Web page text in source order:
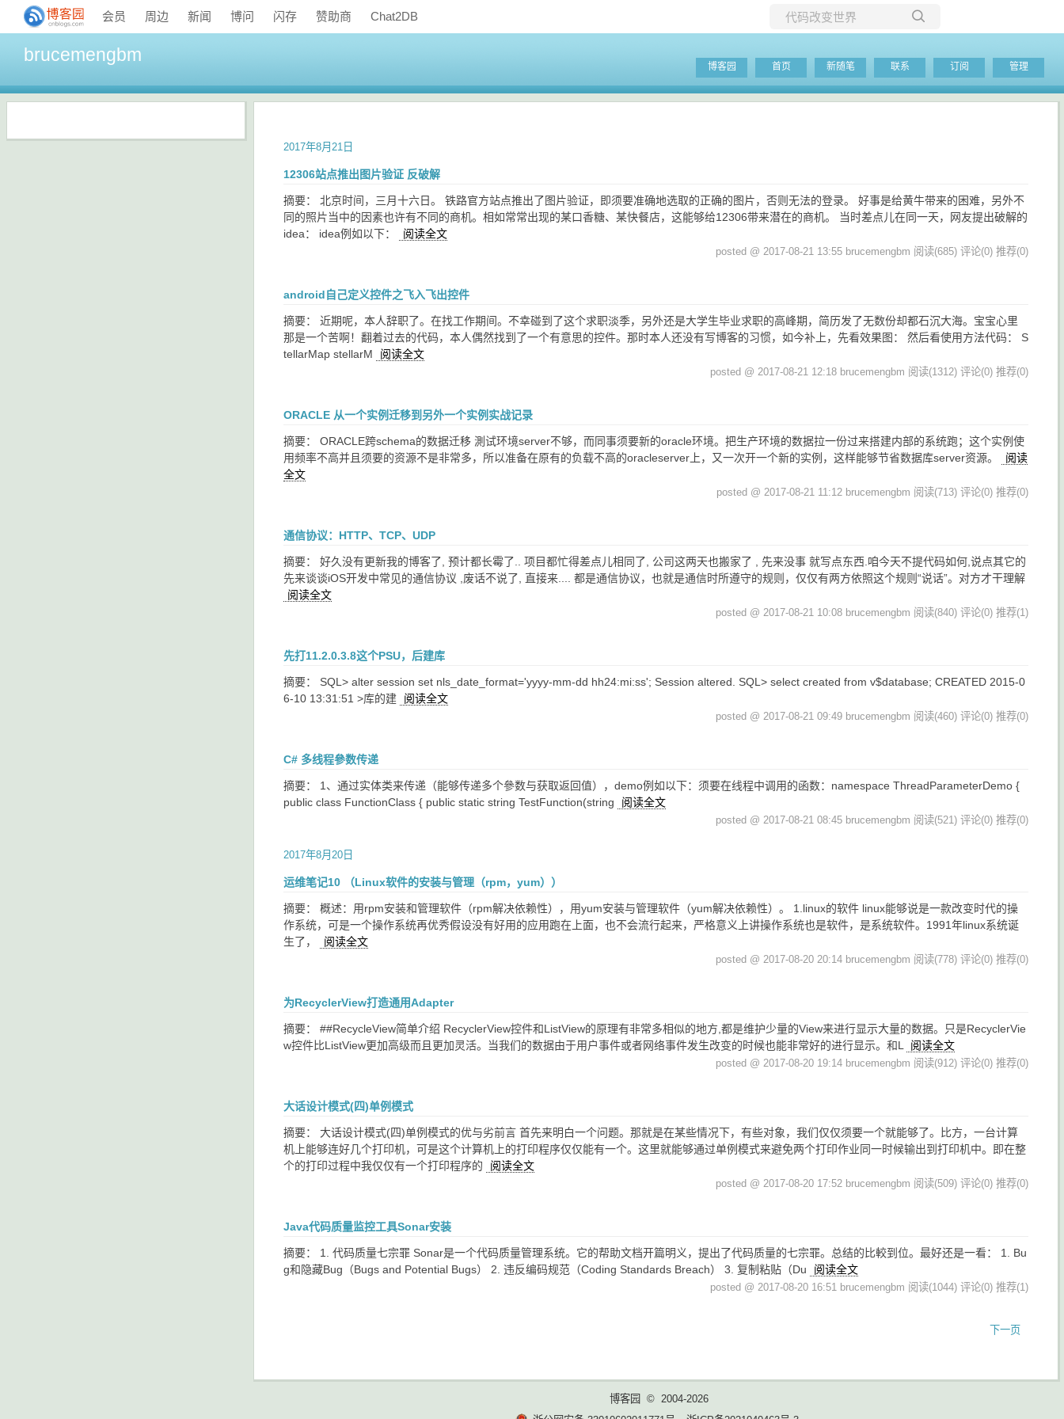
会员 周边 新闻 博问 闪存 赞助商 Chat2DB
当前博客
brucemengbm
博客园 首页 新随笔 联系 订阅 管理
2017年8月21日
12306站点推出图片验证 反破解
摘要： 北京时间，三月十六日。 铁路官方站点推出了图片验证，即须要准确地选取的正确的图片，否则无法的登录。 好事是给黄牛带来的困难，另外不
同的照片当中的因素也许有不同的商机。相如常常出现的某口香糖、某快餐店，这能够给12306带来潜在的商机。 当时差点儿在同一天，网友提出破解的
idea： idea例如以下：
阅读全文
posted @ 2017-08-21 13:55 brucemengbm 阅读(685) 评论(0) 推荐(0)
android自己定义控件之飞入飞出控件
摘要： 近期呢，本人辞职了。在找工作期间。不幸碰到了这个求职淡季，另外还是大学生毕业求职的高峰期，简历发了无数份却都石沉大海。宝宝心里
那是一个苦啊！翻着过去的代码，本人偶然找到了一个有意思的控件。那时本人还没有写博客的习惯，如今补上，先看效果图： 然后看使用方法代码： S
tellarMap stellarM
阅读全文
posted @ 2017-08-21 12:18 brucemengbm 阅读(1312) 评论(0) 推荐(0)
ORACLE 从一个实例迁移到另外一个实例实战记录
摘要： ORACLE跨schema的数据迁移 測试环境server不够，而同事须要新的oracle环境。把生产环境的数据拉一份过来搭建内部的系统跑；这个实例使
用频率不高并且须要的资源不是非常多，所以准备在原有的负载不高的oracleserver上，又一次开一个新的实例，这样能够节省数据库server资源。
阅读
全文
posted @ 2017-08-21 11:12 brucemengbm 阅读(713) 评论(0) 推荐(0)
通信协议：HTTP、TCP、UDP
摘要： 好久没有更新我的博客了, 预计都长霉了.. 项目都忙得差点儿相同了, 公司这两天也搬家了 , 先来没事 就写点东西.咱今天不提代码如何,说点其它的
先来谈谈iOS开发中常见的通信协议 ,废话不说了, 直接来.... 都是通信协议，也就是通信时所遵守的规则，仅仅有两方依照这个规则“说话”。对方才干理解
阅读全文
posted @ 2017-08-21 10:08 brucemengbm 阅读(840) 评论(0) 推荐(1)
先打11.2.0.3.8这个PSU，后建库
摘要： SQL> alter session set nls_date_format='yyyy-mm-dd hh24:mi:ss'; Session altered. SQL> select created from v$database; CREATED 2015-0
6-10 13:31:51 >库的建
阅读全文
posted @ 2017-08-21 09:49 brucemengbm 阅读(460) 评论(0) 推荐(0)
C# 多线程參数传递
摘要： 1、通过实体类来传递（能够传递多个參数与获取返回值），demo例如以下：须要在线程中调用的函数：namespace ThreadParameterDemo {
public class FunctionClass { public static string TestFunction(string
阅读全文
posted @ 2017-08-21 08:45 brucemengbm 阅读(521) 评论(0) 推荐(0)
2017年8月20日
运维笔记10 （Linux软件的安装与管理（rpm，yum））
摘要： 概述：用rpm安装和管理软件（rpm解决依赖性），用yum安装与管理软件（yum解决依赖性）。 1.linux的软件 linux能够说是一款改变时代的操
作系统，可是一个操作系统再优秀假设没有好用的应用跑在上面，也不会流行起来，严格意义上讲操作系统也是软件，是系统软件。1991年linux系统诞
生了，
阅读全文
posted @ 2017-08-20 20:14 brucemengbm 阅读(778) 评论(0) 推荐(0)
为RecyclerView打造通用Adapter
摘要： ##RecycleView简单介绍 RecyclerView控件和ListView的原理有非常多相似的地方,都是维护少量的View来进行显示大量的数据。只是RecyclerVie
w控件比ListView更加高级而且更加灵活。当我们的数据由于用户事件或者网络事件发生改变的时候也能非常好的进行显示。和L
阅读全文
posted @ 2017-08-20 19:14 brucemengbm 阅读(912) 评论(0) 推荐(0)
大话设计模式(四)单例模式
摘要： 大话设计模式(四)单例模式的优与劣前言 首先来明白一个问题。那就是在某些情况下，有些对象，我们仅仅须要一个就能够了。比方，一台计算
机上能够连好几个打印机，可是这个计算机上的打印程序仅仅能有一个。这里就能够通过单例模式来避免两个打印作业同一时候输出到打印机中。即在整
个的打印过程中我仅仅有一个打印程序的
阅读全文
posted @ 2017-08-20 17:52 brucemengbm 阅读(509) 评论(0) 推荐(0)
Java代码质量监控工具Sonar安装
摘要： 1. 代码质量七宗罪 Sonar是一个代码质量管理系统。它的帮助文档开篇明义，提出了代码质量的七宗罪。总结的比較到位。最好还是一看： 1. Bu
g和隐藏Bug（Bugs and Potential Bugs） 2. 违反编码规范（Coding Standards Breach） 3. 复制粘贴（Du
阅读全文
posted @ 2017-08-20 16:51 brucemengbm 阅读(1044) 评论(0) 推荐(1)
下一页
博客园
© 2004-2026